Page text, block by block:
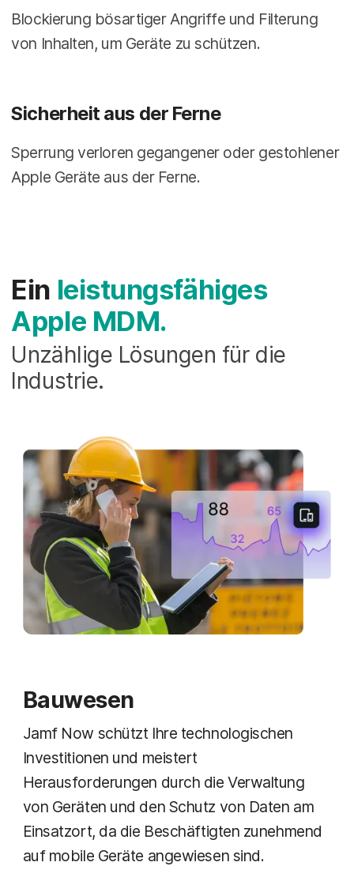
Blockierung bösartiger Angriffe und Filterung
von Inhalten, um Geräte zu schützen.
Sicherheit aus der Ferne
Sperrung verloren gegangener oder gestohlener
Apple Geräte aus der Ferne.
Ein leistungsfähiges
Apple MDM.
Unzählige Lösungen für die
Industrie.
Bauwesen
Jamf Now schützt Ihre technologischen
Investitionen und meistert
Herausforderungen durch die Verwaltung
von Geräten und den Schutz von Daten am
Einsatzort, da die Beschäftigten zunehmend
auf mobile Geräte angewiesen sind.